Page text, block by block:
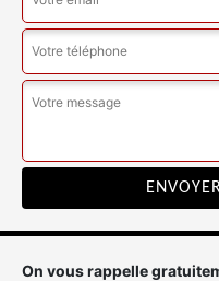
On vous rappelle